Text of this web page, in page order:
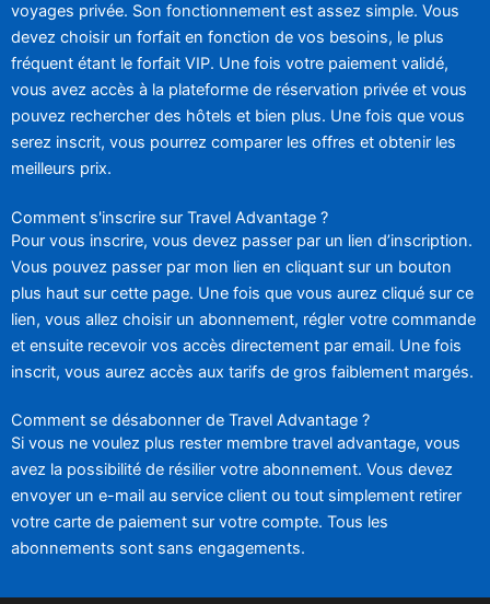
voyages privée. Son fonctionnement est assez simple. Vous
devez choisir un forfait en fonction de vos besoins, le plus
fréquent étant le forfait VIP. Une fois votre paiement validé,
vous avez accès à la plateforme de réservation privée et vous
pouvez rechercher des hôtels et bien plus. Une fois que vous
serez inscrit, vous pourrez comparer les offres et obtenir les
meilleurs prix.
Comment s'inscrire sur Travel Advantage ?
Pour vous inscrire, vous devez passer par un lien d’inscription.
Vous pouvez passer par mon lien en cliquant sur un bouton
plus haut sur cette page. Une fois que vous aurez cliqué sur ce
lien, vous allez choisir un abonnement, régler votre commande
et ensuite recevoir vos accès directement par email. Une fois
inscrit, vous aurez accès aux tarifs de gros faiblement margés.
Comment se désabonner de Travel Advantage ?
Si vous ne voulez plus rester membre travel advantage, vous
avez la possibilité de résilier votre abonnement. Vous devez
envoyer un e-mail au service client ou tout simplement retirer
votre carte de paiement sur votre compte. Tous les
abonnements sont sans engagements.